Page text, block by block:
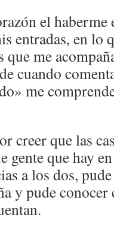
el haberme
entradas, en lo
que me
cuando
me
creer que las
gente que hay
a los dos,
y pude conocer